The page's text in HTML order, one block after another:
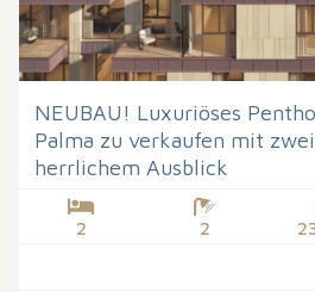
NEUBAU! Luxuriöses
Palma zu verkaufen mit
herrlichem Ausblick
2 2